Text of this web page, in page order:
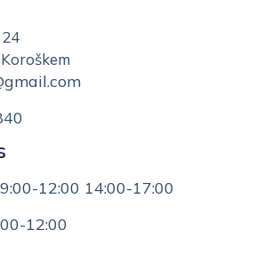
9:00-12:00 14:00-17:00
12:00